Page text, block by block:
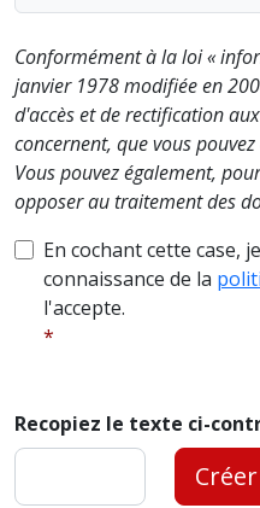
Conformément à la loi «
janvier 1978 modifiée en
d'accès et de rectification
concernent, que vous
Vous pouvez également,
opposer au traitement des
En cochant cette case,
connaissance de la
l'accepte.
Recopiez le texte ci-